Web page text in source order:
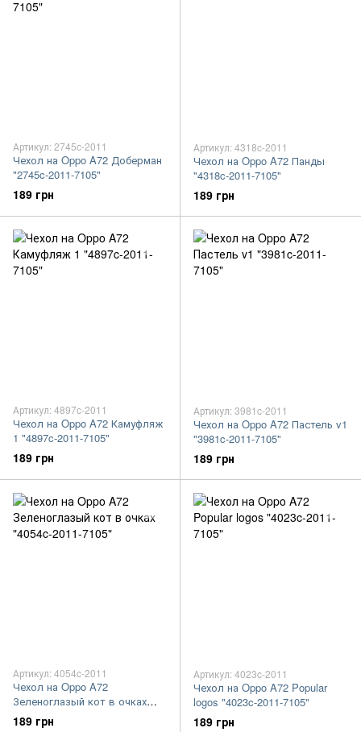
Артикул: 2745c-2011
Чехол на Oppo A72 Доберман
"2745c-2011-7105"
189 грн
Артикул: 4318c-2011
Чехол на Oppo A72 Панды
"4318c-2011-7105"
189 грн
Артикул: 4897c-2011
Чехол на Oppo A72 Камуфляж
1 "4897c-2011-7105"
189 грн
Артикул: 3981c-2011
Чехол на Oppo A72 Пастель v1
"3981c-2011-7105"
189 грн
Артикул: 4054c-2011
Чехол на Oppo A72
Зеленоглазый кот в очках
"4054c-2011-7105"
189 грн
Артикул: 4023c-2011
Чехол на Oppo A72 Popular
logos "4023c-2011-7105"
189 грн